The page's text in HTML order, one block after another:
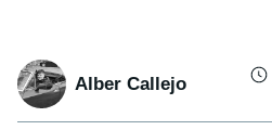
Alber Callejo